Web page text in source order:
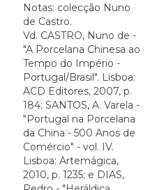
Notas: colecção Nuno
de Castro.
Vd. CASTRO, Nuno de -
"A Porcelana Chinesa ao
Tempo do Império -
Portugal/Brasil". Lisboa:
ACD Editores, 2007, p.
184; SANTOS, A. Varela -
"Portugal na Porcelana
da China - 500 Anos de
Comércio" - vol. IV.
Lisboa: Artemágica,
2010, p. 1235; e DIAS,